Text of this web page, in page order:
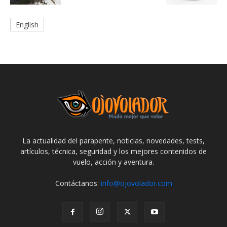
English
La actualidad del parapente, noticias, novedades, tests,
artículos, técnica, seguridad y los mejores contenidos de
vuelo, acción y aventura.
Contáctanos: info@ojovolador.com